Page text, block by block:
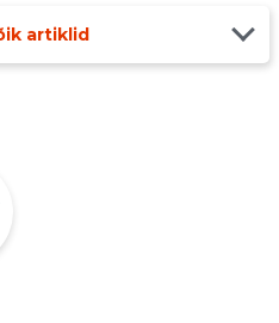
artiklid